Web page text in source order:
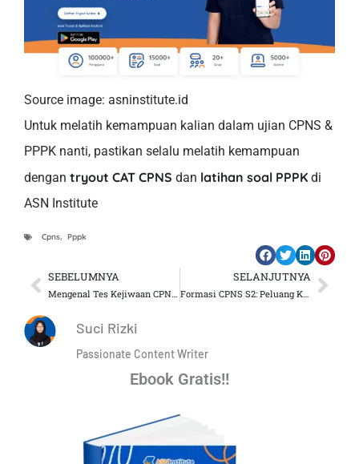
Source image: asninstitute.id
Untuk melatih kemampuan kalian dalam ujian CPNS &
PPPK nanti, pastikan selalu melatih kemampuan
dengan tryout CAT CPNS dan latihan soal PPPK di
ASN Institute
Cpns, Pppk
Prev
SEBELUMNYA
Mengenal Tes Kejiwaan CPNS & PPPK Serta 10 Tips Lolosnya
SELANJUTNYA
Formasi CPNS S2: Peluang Karir Non-Dosen Bagi Lulusan S2
Suci Rizki
Passionate Content Writer
Ebook Gratis!!